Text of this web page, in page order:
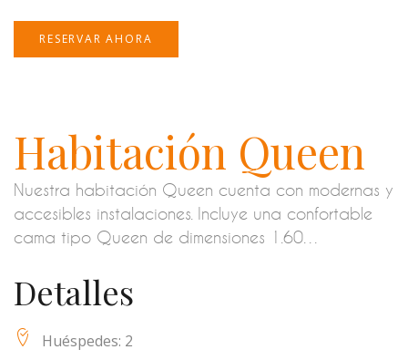
RESERVAR AHORA
Habitación Queen
Nuestra habitación Queen cuenta con modernas y
accesibles instalaciones. Incluye una confortable
cama tipo Queen de dimensiones 1.60…
Detalles
Huéspedes: 2